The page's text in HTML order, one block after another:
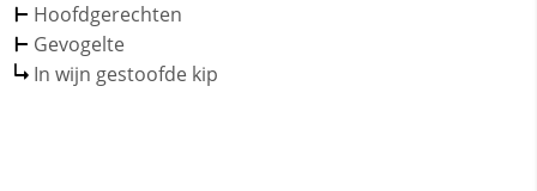
Hoofdgerechten
Gevogelte
In wijn gestoofde kip